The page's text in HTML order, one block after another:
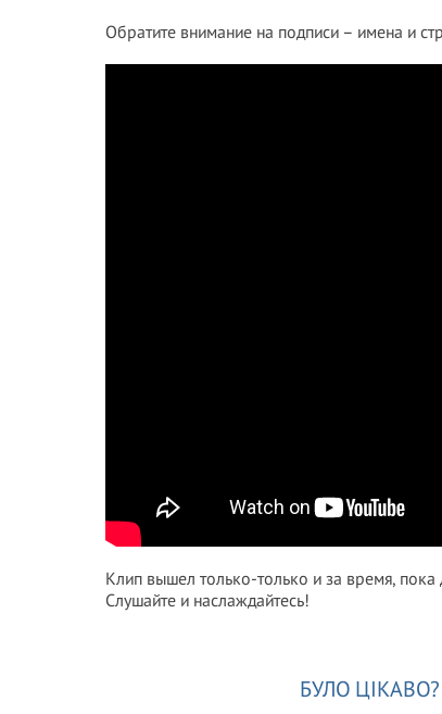
Обратите внимание на подписи – имена и
Клип вышел только-только и за время, пока
Слушайте и наслаждайтесь!
БУЛО